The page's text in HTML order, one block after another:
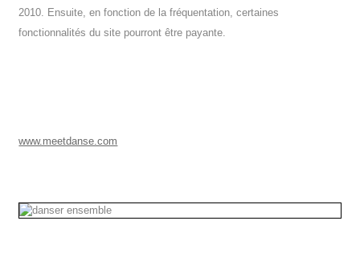
2010. Ensuite, en fonction de la fréquentation, certaines
fonctionnalités du site pourront être payante.
www.meetdanse.com